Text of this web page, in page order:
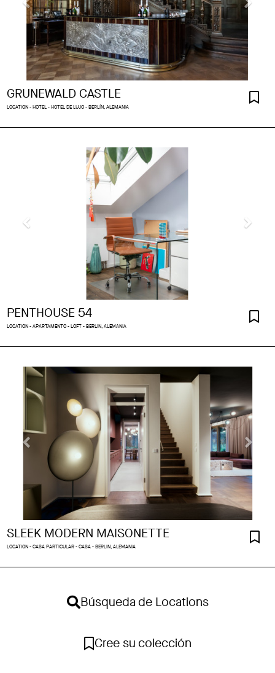
GRUNEWALD CASTLE
LOCATION - HOTEL - HOTEL DE LUJO - BERLÍN, ALEMANIA
PENTHOUSE 54
LOCATION - APARTAMENTO - LOFT - BERLIN, ALEMANIA
SLEEK MODERN MAISONETTE
LOCATION - CASA PARTICULAR - CASA - BERLIN, ALEMANIA
Búsqueda de Locations
Cree su colección